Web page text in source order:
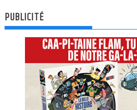
PUBLICITÉ